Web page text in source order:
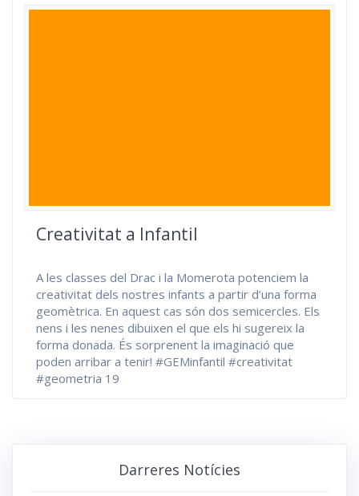
Creativitat a Infantil
A les classes del Drac i la Momerota potenciem la
creativitat dels nostres infants a partir d’una forma
geomètrica. En aquest cas són dos semicercles. Els
nens i les nenes dibuixen el que els hi sugereix la
forma donada. És sorprenent la imaginació que
poden arribar a tenir! #GEMinfantil #creativitat
#geometria 19
Darreres Notícies